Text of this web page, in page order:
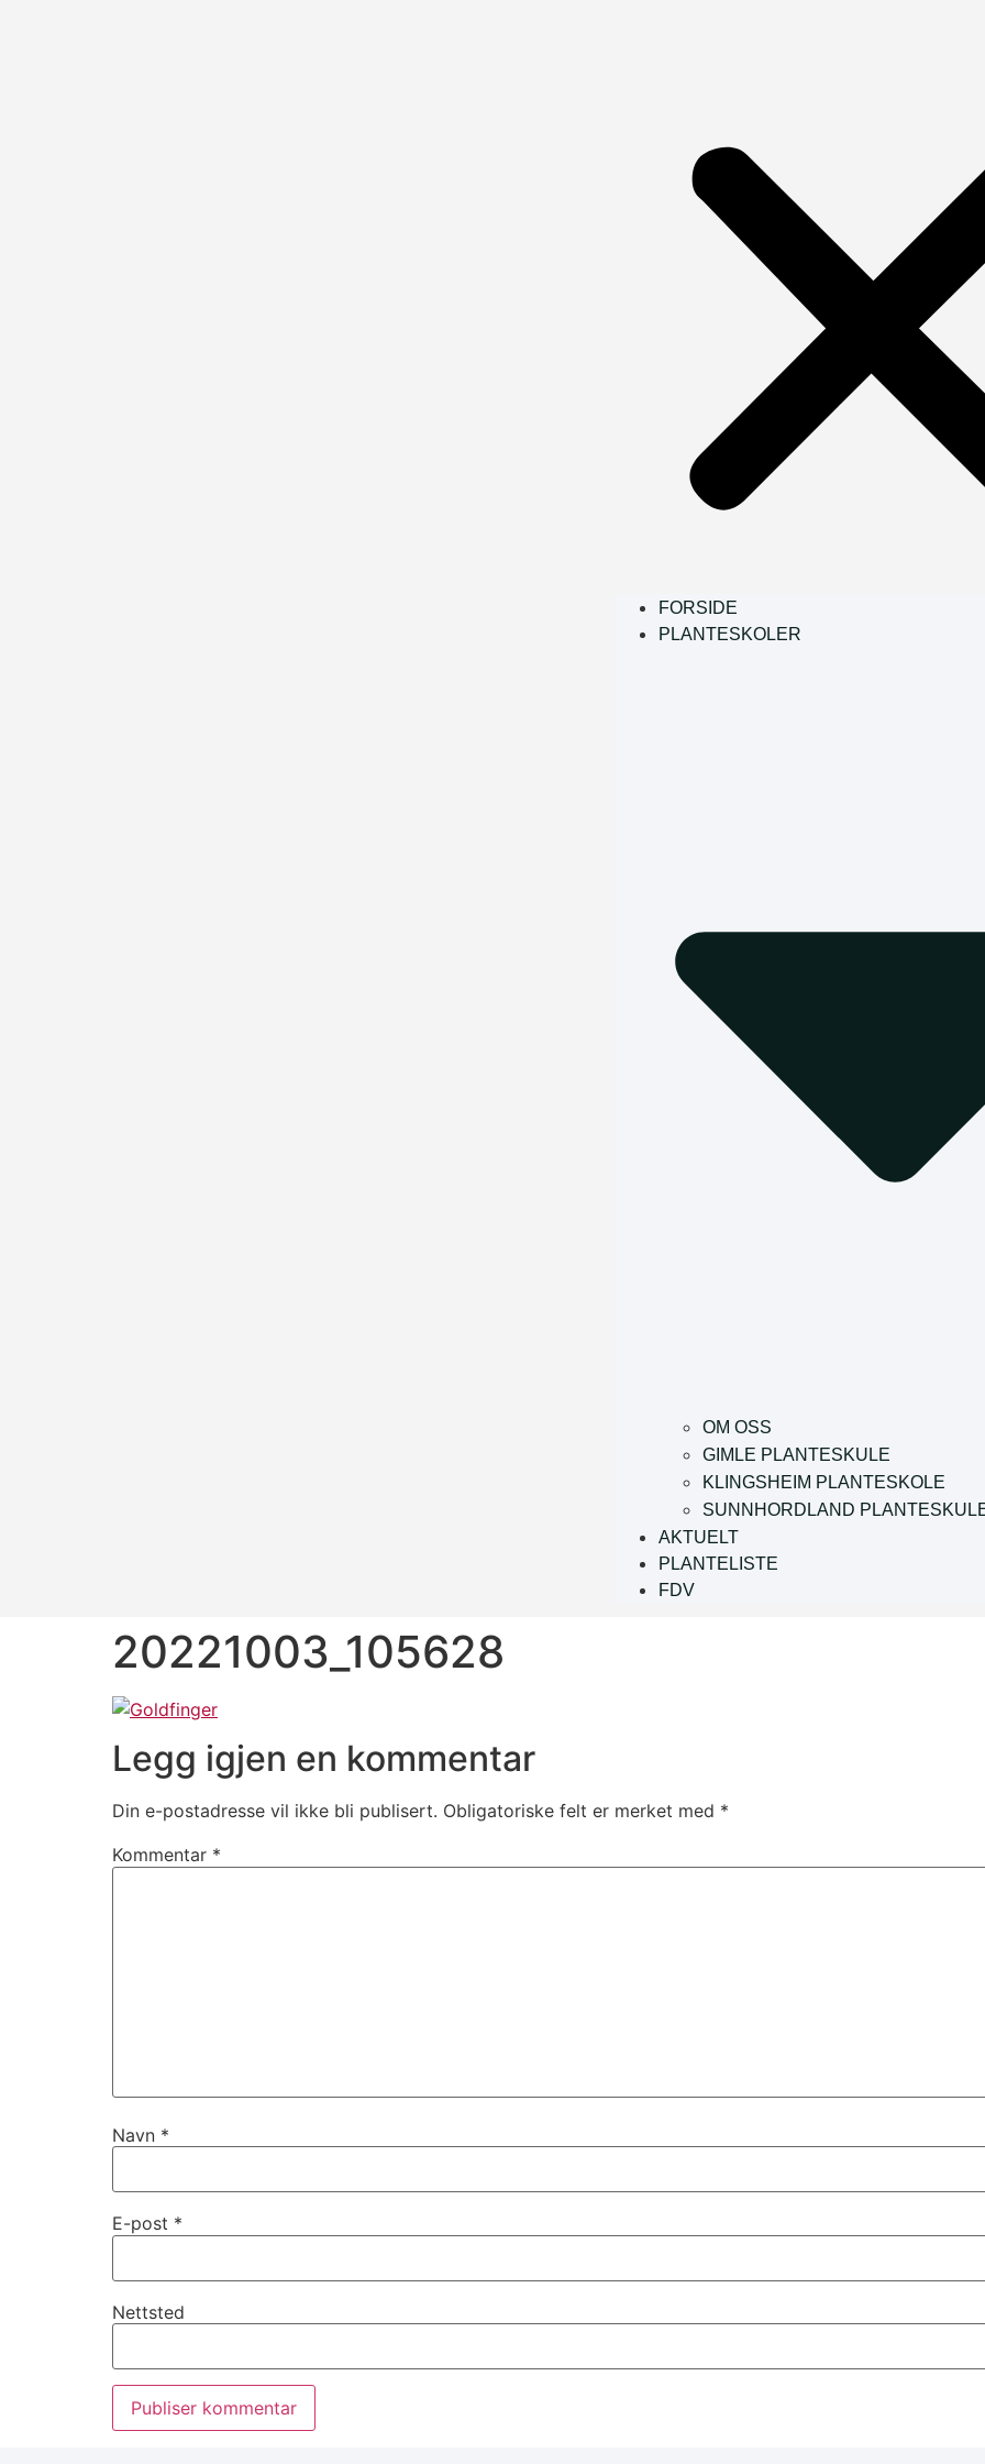
FORSIDE
PLANTESKOLER
OM OSS
GIMLE PLANTESKULE
KLINGSHEIM PLANTESKOLE
SUNNHORDLAND
AKTUELT
PLANTELISTE
FDV
20221003_105628
Legg igjen en kommentar
Din e-postadresse vil ikke bli publisert. Obligatoriske felt er merket med *
Kommentar *
Navn *
E-post *
Nettsted